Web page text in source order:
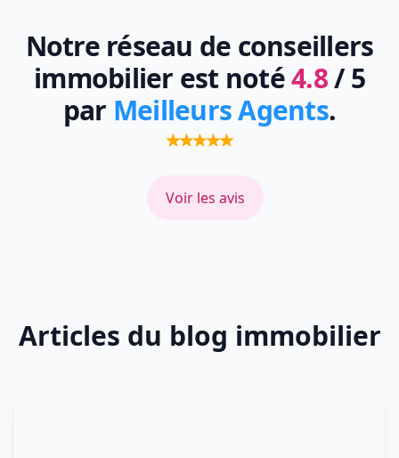
Notre réseau de conseillers
immobilier est noté4.8/ 5
par Meilleurs Agents.
Voir les avis
Articles du blog immobilier